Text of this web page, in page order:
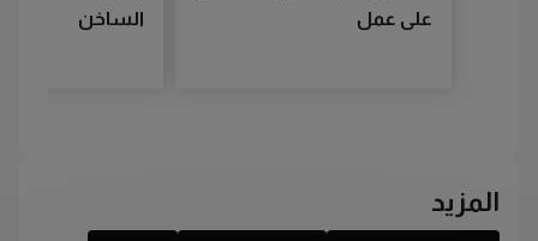
على عمل
الساخن
المزيد